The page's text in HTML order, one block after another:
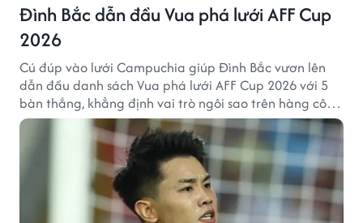
Đình Bắc dẫn đầu Vua phá lưới AFF Cup
2026
Cú đúp vào lưới Campuchia giúp Đình Bắc vươn lên
dẫn đầu danh sách Vua phá lưới AFF Cup 2026 với 5
bàn thắng, khẳng định vai trò ngôi sao trên hàng công
tuyển Việt Nam.